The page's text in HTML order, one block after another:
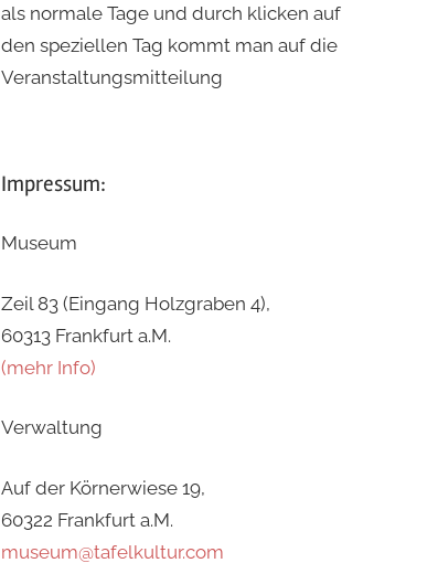
als normale Tage und durch klicken auf
den speziellen Tag kommt man auf die
Veranstaltungsmitteilung
Impressum:
Museum
Zeil 83 (Eingang Holzgraben 4),
60313 Frankfurt a.M.
(mehr Info)
Verwaltung
Auf der Körnerwiese 19,
60322 Frankfurt a.M.
museum@tafelkultur.com